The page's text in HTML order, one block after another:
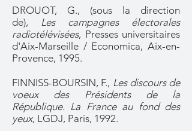
DROUOT, G., (sous la direction
de), Les campagnes électorales
radiotélévisées, Presses universitaires
d'Aix-Marseille / Economica, Aix-en-
Provence, 1995.
FINNISS-BOURSIN, F., Les discours de
voeux des Présidents de la
République. La France au fond des
yeux, LGDJ, Paris, 1992.